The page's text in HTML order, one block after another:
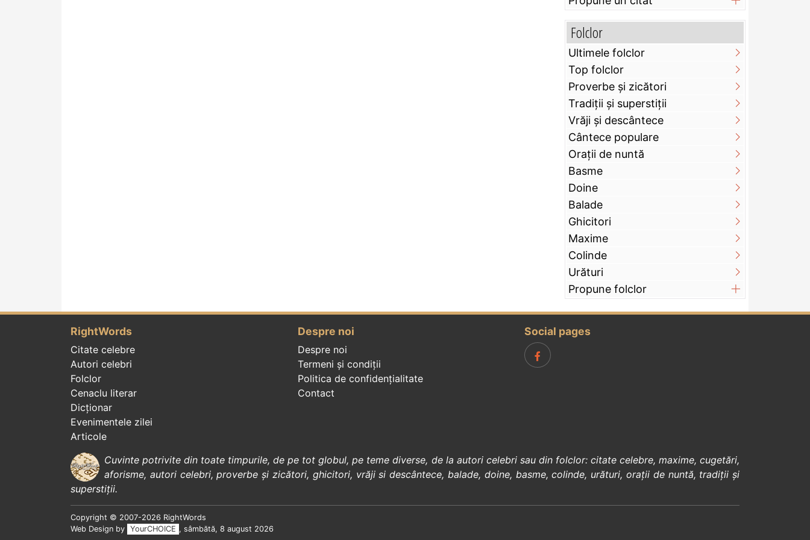
Folclor
Ultimele folclor
Top folclor
Proverbe și zicători
Tradiții și superstiții
Vrăji și descântece
Cântece populare
Orații de nuntă
Basme
Doine
Balade
Ghicitori
Maxime
Colinde
Urături
Propune folclor
RightWords
Citate celebre
Autori celebri
Folclor
Cenaclu literar
Dicționar
Evenimentele zilei
Articole
Despre noi
Despre noi
Termeni și condiții
Politica de confidenţialitate
Contact
Social pages
Cuvinte potrivite din toate timpurile, de pe tot globul, pe teme diverse, de la autori celebrisau din folclor: citate celebre, maxime,cugetări,
aforisme, autori celebri,proverbe și zicători, ghicitori, vrăji si descântece, balade, doine, basme,colinde, urături, orații de nuntă, tradiții și
superstiții.
Copyright © 2007-2026 RightWords
Web Design by
YourCHOICE , sâmbătă, 8 august 2026